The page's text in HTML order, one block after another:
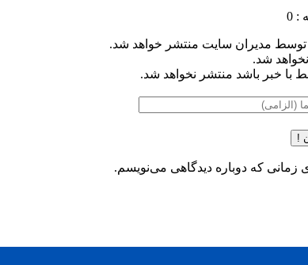
: 0
مدیران سایت منتشر خواهد شد.
شد.
با خبر باشد منتشر نخواهد شد.
!
زمانی که دوباره دیدگاهی می‌نویسم.